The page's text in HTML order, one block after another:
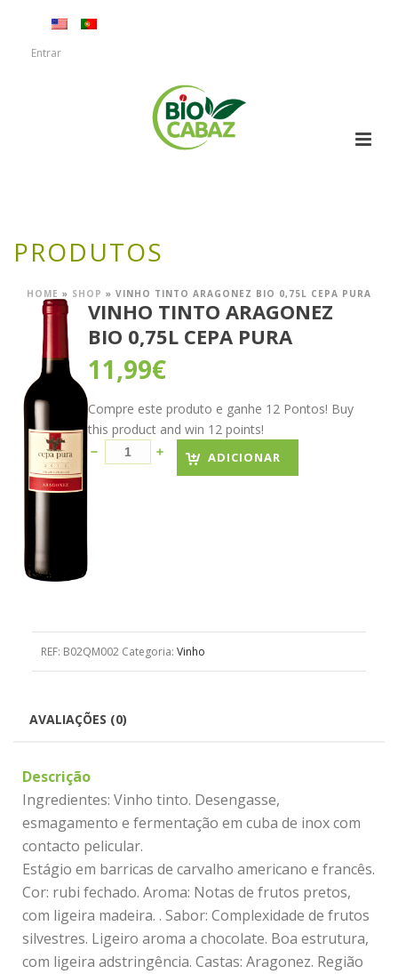
Entrar
PRODUTOS
HOME » SHOP » VINHO TINTO ARAGONEZ BIO 0,75L CEPA PURA
VINHO TINTO ARAGONEZ
BIO 0,75L CEPA PURA
11,99€
Compre este produto e ganhe 12 Pontos! Buy
this product and win 12 points!
ADICIONAR
REF: B02QM002 Categoria: Vinho
AVALIAÇÕES (0)
Descrição
Ingredientes: Vinho tinto. Desengasse,
esmagamento e fermentação em cuba de inox com
contacto pelicular.
Estágio em barricas de carvalho americano e francês.
Cor: rubi fechado. Aroma: Notas de frutos pretos,
com ligeira madeira. . Sabor: Complexidade de frutos
silvestres. Ligeiro aroma a chocolate. Boa estrutura,
com ligeira adstringência. Castas: Aragonez. Região